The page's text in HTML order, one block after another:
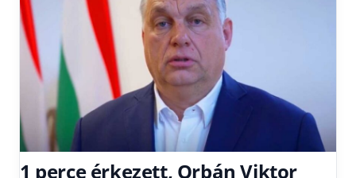
1 perce érkezett, Orbán Viktor